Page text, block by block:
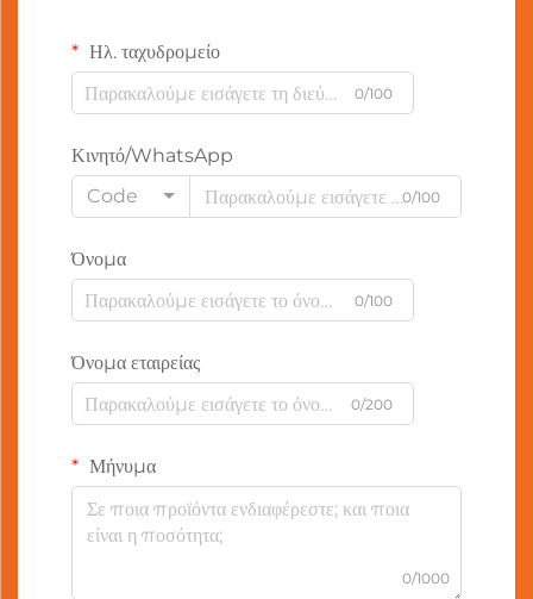
Ηλ. ταχυδρομείο
0/100
Κινητό/WhatsApp
Code
0/100
Όνομα
0/100
Όνομα εταιρείας
0/200
Μήνυμα
0/1000